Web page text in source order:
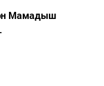
Мамадыш